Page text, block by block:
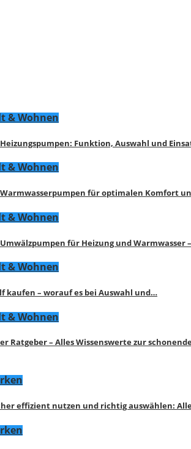
& Wohnen
Funktion, Auswahl und
& Wohnen
für optimalen Komfort
& Wohnen
für Heizung und Warmwasser
& Wohnen
kaufen – worauf es bei Auswahl und…
& Wohnen
Ratgeber – Alles Wissenswerte zur
effizient nutzen und richtig auswählen: